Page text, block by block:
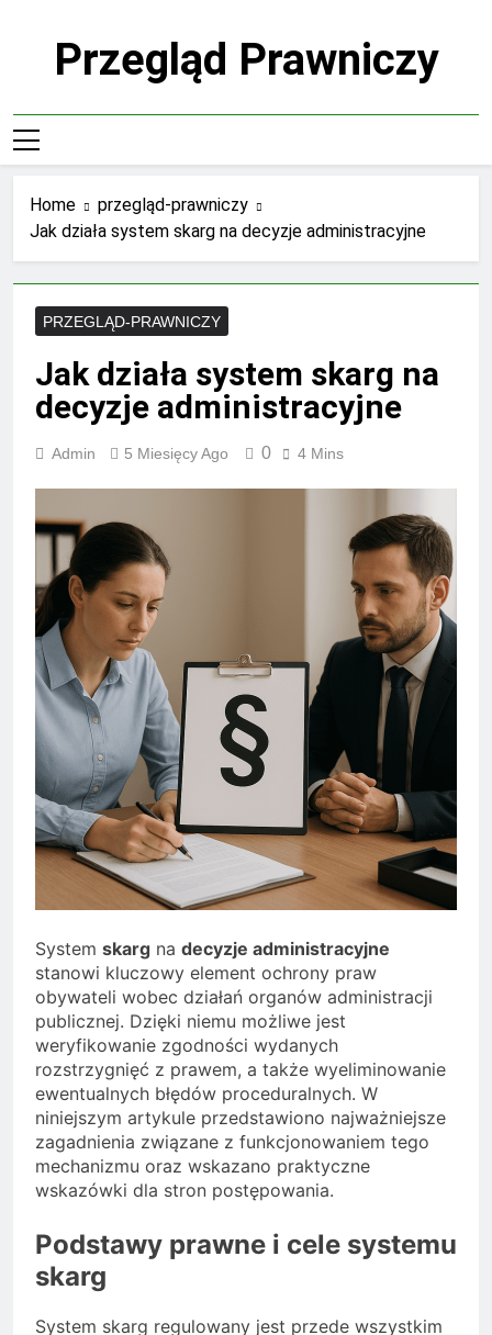
Przegląd Prawniczy
Home
przegląd-prawniczy
Jak działa system skarg na decyzje administracyjne
PRZEGLĄD-PRAWNICZY
Jak działa system skarg na
decyzje administracyjne
Admin 5 Miesięcy Ago 0 4 Mins
System skarg na decyzje administracyjne
stanowi kluczowy element ochrony praw
obywateli wobec działań organów administracji
publicznej. Dzięki niemu możliwe jest
weryfikowanie zgodności wydanych
rozstrzygnięć z prawem, a także wyeliminowanie
ewentualnych błędów proceduralnych. W
niniejszym artykule przedstawiono najważniejsze
zagadnienia związane z funkcjonowaniem tego
mechanizmu oraz wskazano praktyczne
wskazówki dla stron postępowania.
Podstawy prawne i cele systemu
skarg
System skarg regulowany jest przede wszystkim